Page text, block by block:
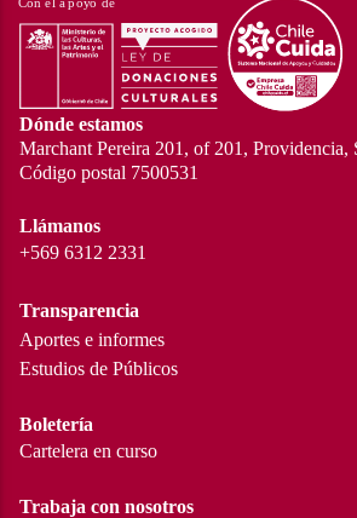
Dónde estamos
Marchant Pereira 201, of 201, Providencia,
Código postal 7500531
Llámanos
+569 6312 2331
Transparencia
Aportes e informes
Estudios de Públicos
Boletería
Cartelera en curso
Trabaja con nosotros